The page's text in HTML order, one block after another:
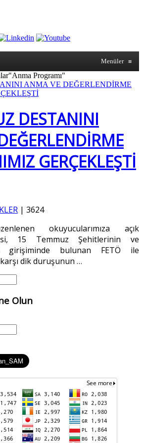
Menüler ≡
Programı"
DESTANINI
GERÇEKLEŞTİ
| 3624
okuyucularımıza açık
15 Temmuz Şehitlerinin ve
girişiminde bulunan FETÖ ile
dik duruşunun …
Olun